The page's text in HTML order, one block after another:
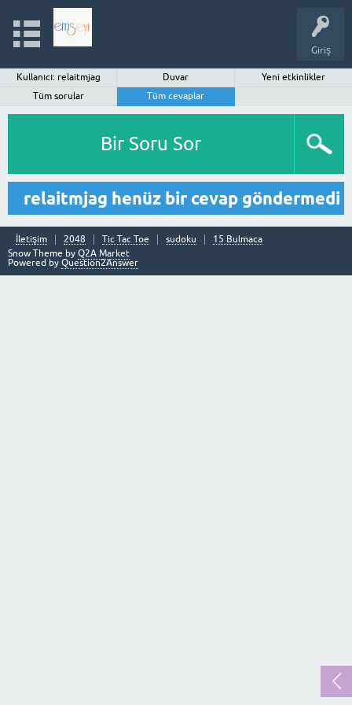
Giriş
Kullanıcı: relaitmjag Duvar
Yeni etkinlikler
Tüm sorular
Tüm cevaplar
Bir Soru Sor
relaitmjag henüz bir cevap göndermedi
İletişim 2048 Tic Tac Toe sudoku
15 Bulmaca
Snow Theme by Q2A Market
Powered by Question2Answer